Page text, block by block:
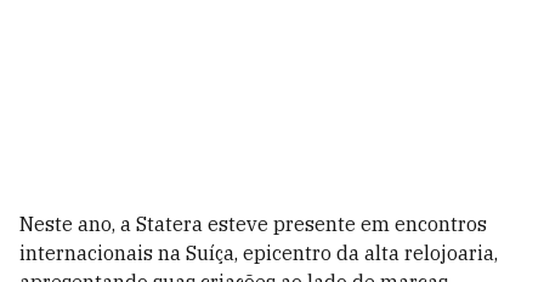
Neste ano, a Statera esteve presente em encontros
internacionais na Suíça, epicentro da alta relojoaria,